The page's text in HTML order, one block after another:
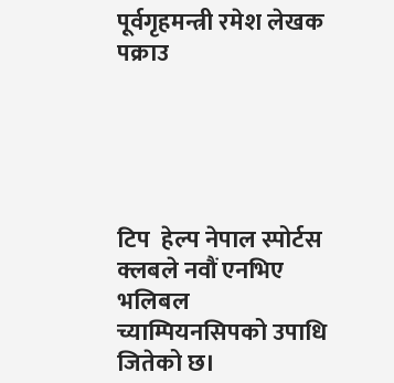
पूर्वगृहमन्त्री रमेश लेखक
पक्राउ
टिप हेल्प नेपाल स्पोर्टस
क्लबले नवौं एनभिए
भलिबल
च्याम्पियनसिपको उपाधि
जितेको छ।